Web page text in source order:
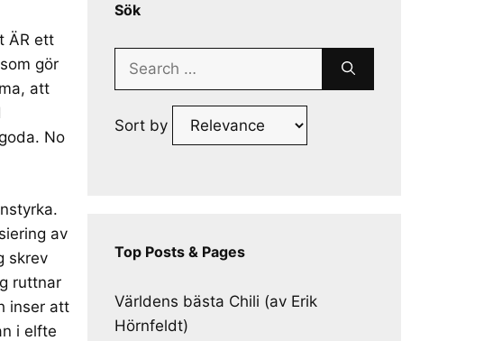
ÄR ett
gör
att
No
av
skrev
ruttnar
inser att
i elfte
Sök
Search
Sort by
Top Posts & Pages
Världens bästa Chili (av Erik
Hörnfeldt)